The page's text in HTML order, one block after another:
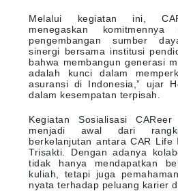
Melalui kegiatan ini,
menegaskan komitmennya
pengembangan sumber
sinergi bersama institusi
bahwa membangun generasi
adalah kunci dalam
asuransi di Indonesia,” ujar
dalam kesempatan terpisah.
Kegiatan Sosialisasi
menjadi awal dari
berkelanjutan antara CAR Life
Trisakti. Dengan adanya
tidak hanya mendapatkan
kuliah, tetapi juga
nyata terhadap peluang karier